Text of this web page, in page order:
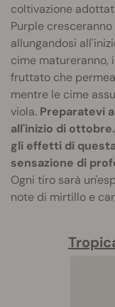
coltivazione
Purple cresceranno
allungandosi
cime matureranno,
fruttato che
mentre le cime
viola. Preparatevi
all'inizio di
gli effetti di
sensazione di
Ogni tiro sarà
note di mirtillo e